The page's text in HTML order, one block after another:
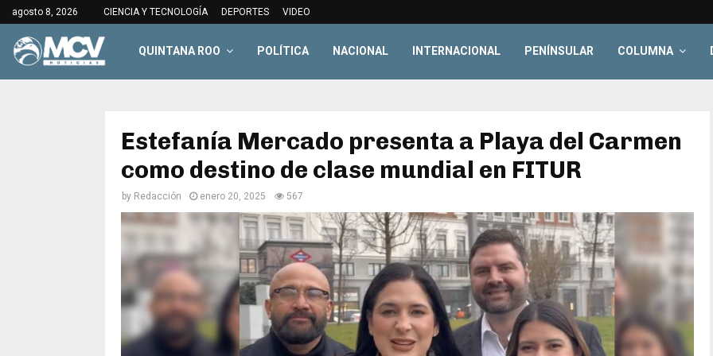
agosto 8, 2026 CIENCIA Y TECNOLOGÍA DEPORTES VIDEO
QUINTANA ROO POLÍTICA NACIONAL INTERNACIONAL PENÍNSULAR COLUMNA
Estefanía Mercado presenta a Playa del Carmen
como destino de clase mundial en FITUR
by Redacción enero 20, 2025 567